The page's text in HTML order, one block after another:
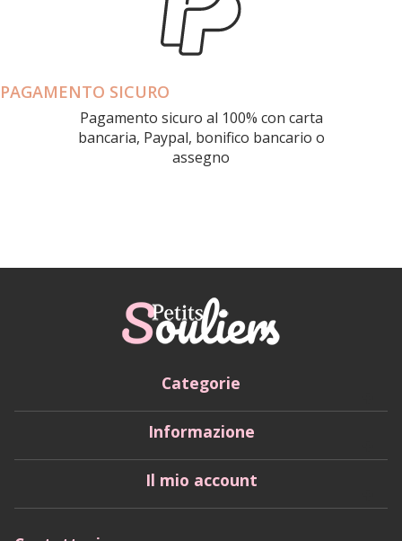
PAGAMENTO SICURO
Pagamento sicuro al 100% con carta
bancaria, Paypal, bonifico bancario o
assegno
Categorie
Informazione
Il mio account